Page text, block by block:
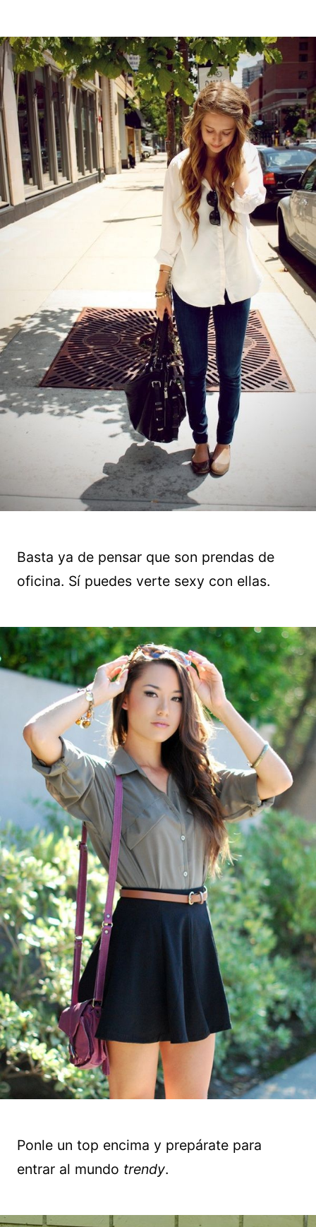
Basta ya de pensar que son prendas de
oficina. Sí puedes verte sexy con ellas.
Ponle un top encima y prepárate para
entrar al mundo trendy.